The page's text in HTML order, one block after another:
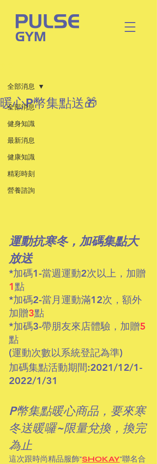
全部消息
健身知識
最新消息
健康知識
精彩時刻
營養諮詢
全部消息
暖心P幣集點送🎁
運動抗寒冬，加碼集點大
放送
*加碼1-當週運動2次以上，加贈
1點
*加碼2-當月運動滿12次，額外
加贈3點
*加碼3-帶朋友來店體驗，加贈5
點
(運動次數以系統登記為準)
加碼集點活動期間:2021/12/1-
2022/1/31
P幣集點暖心商品，要來寒
冬送暖囉~限量兌換，換完
為止
這次跟時尚精品服飾"SHOKAY"聯名合